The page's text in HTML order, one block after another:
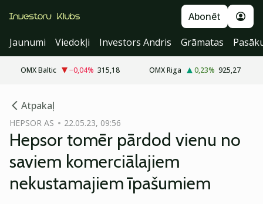
Abonēt
Jaunumi
Viedokļi Investors Andris Grāmatas
OMX Baltic −0,04% 315,18 OMX Riga 0,23% 925,27
Atpakaļ
HEPSOR AS 22.05.23, 09:56
Hepsor tomēr pārdod vienu no
saviem komerciālajiem
nekustamajiem īpašumiem